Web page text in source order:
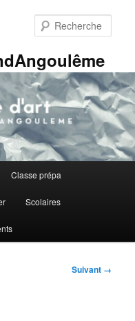
Classe prépa
Scolaires
Suivant →